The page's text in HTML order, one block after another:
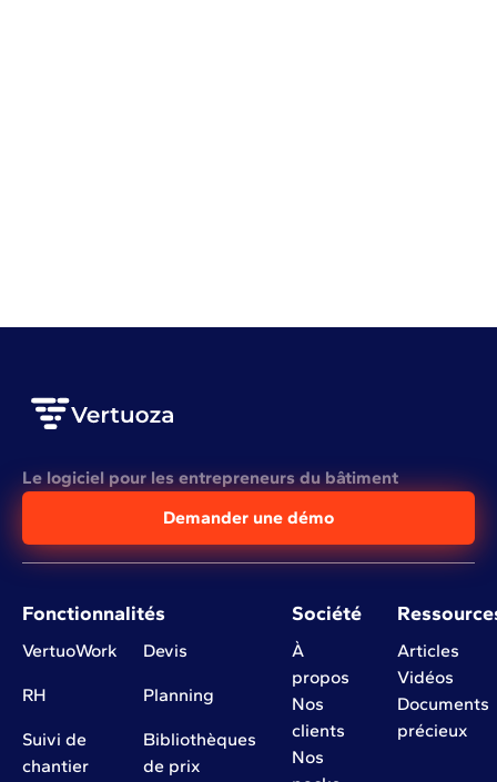
Le logiciel pour les entrepreneurs du bâtiment
Demander une démo
Fonctionnalités
VertuoWork Devis
RH Planning
Suivi de
chantier
Bibliothèques
de prix
Société
À
propos
Nos
clients
Nos
Articles
Vidéos
Documents
précieux